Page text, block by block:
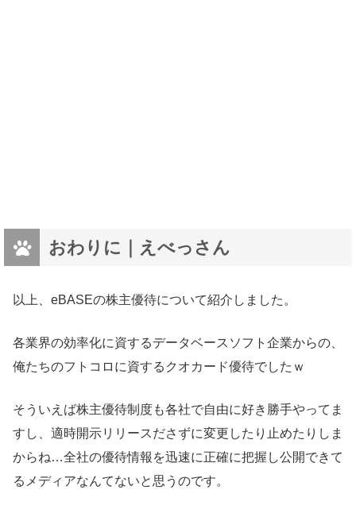
おわりに｜えべっさん
以上、eBASEの株主優待について紹介しました。
各業界の効率化に資するデータベースソフト企業からの、
俺たちのフトコロに資するクオカード優待でしたｗ
そういえば株主優待制度も各社で自由に好き勝手やってま
すし、適時開示リリースださずに変更したり止めたりしま
からね…全社の優待情報を迅速に正確に把握し公開できて
るメディアなんてないと思うのです。